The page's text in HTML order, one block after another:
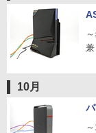
10月